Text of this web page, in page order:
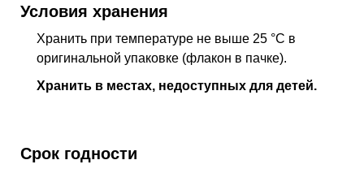
Условия хранения
Хранить при температуре не выше 25 °C в
оригинальной упаковке (флакон в пачке).
Хранить в местах, недоступных для детей.
Срок годности